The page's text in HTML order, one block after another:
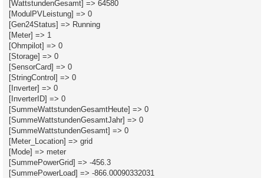
[WattstundenGesamt] => 64580
[ModulPVLeistung] => 0
[Gen24Status] => Running
[Meter] => 1
[Ohmpilot] => 0
[Storage] => 0
[SensorCard] => 0
[StringControl] => 0
[Inverter] => 0
[InverterID] => 0
[SummeWattstundenGesamtHeute] => 0
[SummeWattstundenGesamtJahr] => 0
[SummeWattstundenGesamt] => 0
[Meter_Location] => grid
[Mode] => meter
[SummePowerGrid] => -456.3
[SummePowerLoad] => -866.00090332031